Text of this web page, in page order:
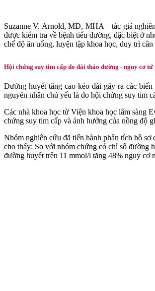
Suzanne V. Arnold, MD, MHA – tác giả
được kiểm tra về bệnh tiểu đường, đặc biệt ở
chế độ ăn uống, luyện tập khoa học, duy trì
Hội chứng suy tim cấp do đái tháo đường - nguy cơ tử
Đường huyết tăng cao kéo dài gây ra các
nguyên nhân chủ yếu là do hội chứng suy tim
Các nhà khoa học từ Viện khoa học lâm sàng
chứng suy tim cấp và ảnh hưởng của nồng độ
Nhóm nghiên cứu đã tiến hành phân tích hồ
cho thấy: So với nhóm chứng có chỉ số đường
đường huyết trên 11 mmol/l tăng 48% nguy cơ